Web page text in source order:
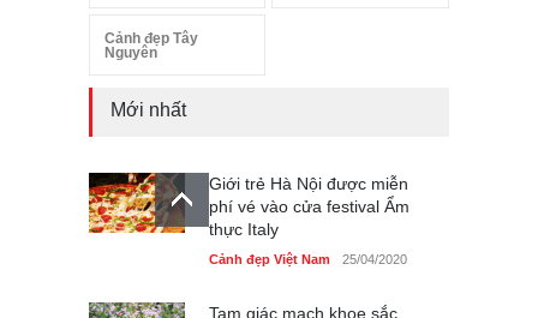
Cảnh đẹp Tây
Nguyên
Mới nhất
Giới trẻ Hà Nội được miễn
phí vé vào cửa festival Ẩm
thực Italy
Cảnh đẹp Việt Nam 25/04/2020
Tam giác mạch khoe sắc